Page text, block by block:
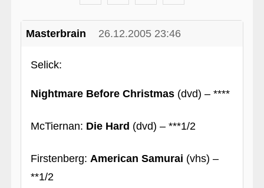
Masterbrain 26.12.2005 23:46
Selick:
Nightmare Before Christmas(dvd) – ****
McTiernan: Die Hard (dvd) – ***1/2
Firstenberg: American Samurai (vhs) –
**1/2